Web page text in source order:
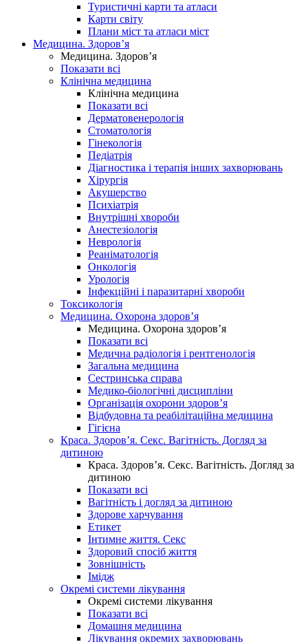
Туристичні карти та атласи
Карти світу
Плани міст та атласи міст
Медицина. Здоров’я
Медицина. Здоров’я
Показати всі
Клінічна медицина
Клінічна медицина
Показати всі
Дерматовенерологія
Стоматологія
Гінекологія
Педіатрія
Діагностика і терапія інших захворювань
Хірургія
Акушерство
Психіатрія
Внутрішні хвороби
Анестезіологія
Неврологія
Реаніматологія
Онкологія
Урологія
Інфекційні і паразитарні хвороби
Токсикологія
Медицина. Охорона здоров’я
Медицина. Охорона здоров’я
Показати всі
Медична радіологія і рентгенологія
Загальна медицина
Сестринська справа
Медико-біологічні дисципліни
Організація охорони здоров’я
Відбудовна та реабілітаційна медицина
Гігієна
Краса. Здоров’я. Секс. Вагітність. Догляд за
дитиною
Краса. Здоров’я. Секс. Вагітність. Догляд за
дитиною
Показати всі
Вагітність і догляд за дитиною
Здорове харчування
Етикет
Інтимне життя. Секс
Здоровий спосіб життя
Зовнішність
Імідж
Окремі системи лікування
Окремі системи лікування
Показати всі
Домашня медицина
Лікування окремих захворювань